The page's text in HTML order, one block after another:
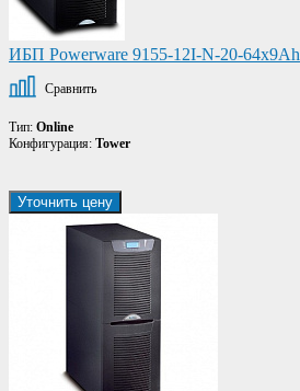
ИБП Powerware 9155-12I-N-20-64x9Ah
Сравнить
Тип: Online
Конфигурация: Tower
Уточнить цену